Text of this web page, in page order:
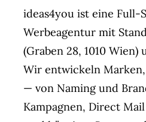
ideas4you ist eine Full-
Werbeagentur mit
(Graben 28, 1010 Wien)
Wir entwickeln
— von Naming und
Kampagnen, Direct